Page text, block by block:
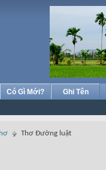
Có Gì Mới? Ghi Tên
Thơ Đường luật